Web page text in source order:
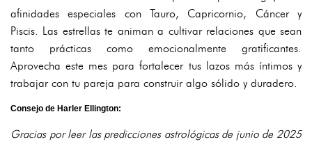
afinidades especiales con Tauro, Capricornio, Cáncer y
Piscis. Las estrellas te animan a cultivar relaciones que sean
tanto prácticas como emocionalmente gratificantes.
Aprovecha este mes para fortalecer tus lazos más íntimos y
trabajar con tu pareja para construir algo sólido y duradero.
Consejo de Harler Ellington:
Gracias por leer las predicciones astrológicas de junio de 2025